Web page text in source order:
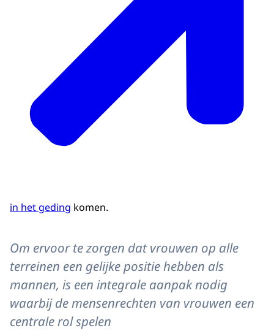
in het geding komen.
Om ervoor te zorgen dat vrouwen op alle
terreinen een gelijke positie hebben als
mannen, is een integrale aanpak nodig
waarbij de mensenrechten van vrouwen een
centrale rol spelen